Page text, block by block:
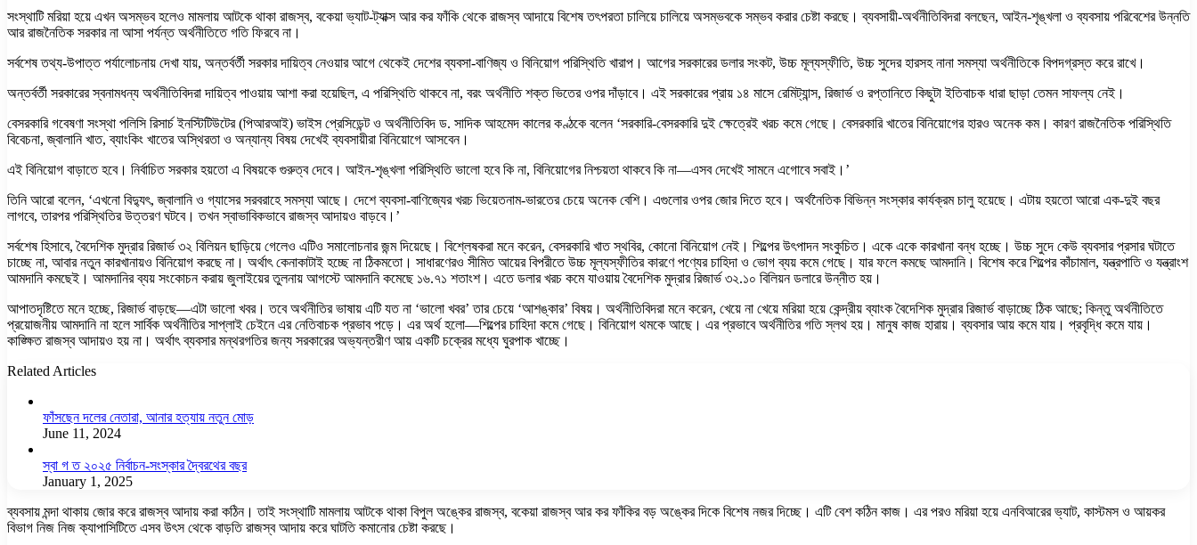
সংস্থাটি মরিয়া হয়ে এখন অসম্ভব হলেও মামলায় আটকে থাকা রাজস্ব, বকেয়া ভ্যাট-ট্যাক্স আর কর ফাঁকি থেকে রাজস্ব আদায়ে বিশেষ তৎপরতা চালিয়ে চালিয়ে অসম্ভবকে সম্ভব করার চেষ্টা করছে। ব্যবসায়ী-অর্থনীতিবিদরা বলছেন, আইন-শৃঙ্খলা ও ব্যবসায় পরিবেশের উন্নতি
আর রাজনৈতিক সরকার না আসা পর্যন্ত অর্থনীতিতে গতি ফিরবে না।
সর্বশেষ তথ্য-উপাত্ত পর্যালোচনায় দেখা যায়, অন্তর্বর্তী সরকার দায়িত্ব নেওয়ার আগে থেকেই দেশের ব্যবসা-বাণিজ্য ও বিনিয়োগ পরিস্থিতি খারাপ। আগের সরকারের ডলার সংকট, উচ্চ মূল্যস্ফীতি, উচ্চ সুদের হারসহ নানা সমস্যা অর্থনীতিকে বিপদগ্রস্ত করে রাখে।
অন্তর্বর্তী সরকারের স্বনামধন্য অর্থনীতিবিদরা দায়িত্ব পাওয়ায় আশা করা হয়েছিল, এ পরিস্থিতি থাকবে না, বরং অর্থনীতি শক্ত ভিতের ওপর দাঁড়াবে। এই সরকারের প্রায় ১৪ মাসে রেমিট্যান্স, রিজার্ভ ও রপ্তানিতে কিছুটা ইতিবাচক ধারা ছাড়া তেমন সাফল্য নেই।
বেসরকারি গবেষণা সংস্থা পলিসি রিসার্চ ইনস্টিটিউটের (পিআরআই) ভাইস প্রেসিডেন্ট ও অর্থনীতিবিদ ড. সাদিক আহমেদ কালের কণ্ঠকে বলেন ‘সরকারি-বেসরকারি দুই ক্ষেত্রেই খরচ কমে গেছে। বেসরকারি খাতের বিনিয়োগের হারও অনেক কম। কারণ রাজনৈতিক পরিস্থিতি
বিবেচনা, জ্বালানি খাত, ব্যাংকিং খাতের অস্থিরতা ও অন্যান্য বিষয় দেখেই ব্যবসায়ীরা বিনিয়োগে আসবেন।
এই বিনিয়োগ বাড়াতে হবে। নির্বাচিত সরকার হয়তো এ বিষয়কে গুরুত্ব দেবে। আইন-শৃঙ্খলা পরিস্থিতি ভালো হবে কি না, বিনিয়োগের নিশ্চয়তা থাকবে কি না—এসব দেখেই সামনে এগোবে সবাই।’
তিনি আরো বলেন, ‘এখনো বিদ্যুৎ, জ্বালানি ও গ্যাসের সরবরাহে সমস্যা আছে। দেশে ব্যবসা-বাণিজ্যের খরচ ভিয়েতনাম-ভারতের চেয়ে অনেক বেশি। এগুলোর ওপর জোর দিতে হবে। অর্থনৈতিক বিভিন্ন সংস্কার কার্যক্রম চালু হয়েছে। এটায় হয়তো আরো এক-দুই বছর
লাগবে, তারপর পরিস্থিতির উত্তরণ ঘটবে। তখন স্বাভাবিকভাবে রাজস্ব আদায়ও বাড়বে।’
সর্বশেষ হিসাবে, বৈদেশিক মুদ্রার রিজার্ভ ৩২ বিলিয়ন ছাড়িয়ে গেলেও এটিও সমালোচনার জন্ম দিয়েছে। বিশ্লেষকরা মনে করেন, বেসরকারি খাত স্থবির, কোনো বিনিয়োগ নেই। শিল্পের উৎপাদন সংকুচিত। একে একে কারখানা বন্ধ হচ্ছে। উচ্চ সুদে কেউ ব্যবসার প্রসার ঘটাতে
চাচ্ছে না, আবার নতুন কারখানায়ও বিনিয়োগ করছে না। অর্থাৎ কেনাকাটাই হচ্ছে না ঠিকমতো। সাধারণেরও সীমিত আয়ের বিপরীতে উচ্চ মূল্যস্ফীতির কারণে পণ্যের চাহিদা ও ভোগ ব্যয় কমে গেছে। যার ফলে কমছে আমদানি। বিশেষ করে শিল্পের কাঁচামাল, যন্ত্রপাতি ও যন্ত্রাংশ
আমদানি কমছেই। আমদানির ব্যয় সংকোচন করায় জুলাইয়ের তুলনায় আগস্টে আমদানি কমেছে ১৬.৭১ শতাংশ। এতে ডলার খরচ কমে যাওয়ায় বৈদেশিক মুদ্রার রিজার্ভ ৩২.১০ বিলিয়ন ডলারে উন্নীত হয়।
আপাতদৃষ্টিতে মনে হচ্ছে, রিজার্ভ বাড়ছে—এটা ভালো খবর। তবে অর্থনীতির ভাষায় এটি যত না ‘ভালো খবর’ তার চেয়ে ‘আশঙ্কার’ বিষয়। অর্থনীতিবিদরা মনে করেন, খেয়ে না খেয়ে মরিয়া হয়ে কেন্দ্রীয় ব্যাংক বৈদেশিক মুদ্রার রিজার্ভ বাড়াচ্ছে ঠিক আছে; কিন্তু অর্থনীতিতে
প্রয়োজনীয় আমদানি না হলে সার্বিক অর্থনীতির সাপ্লাই চেইনে এর নেতিবাচক প্রভাব পড়ে। এর অর্থ হলো—শিল্পের চাহিদা কমে গেছে। বিনিয়োগ থমকে আছে। এর প্রভাবে অর্থনীতির গতি স্লথ হয়। মানুষ কাজ হারায়। ব্যবসার আয় কমে যায়। প্রবৃদ্ধি কমে যায়।
কাঙ্ক্ষিত রাজস্ব আদায়ও হয় না। অর্থাৎ ব্যবসার মন্থরগতির জন্য সরকারের অভ্যন্তরীণ আয় একটি চক্রের মধ্যে ঘুরপাক খাচ্ছে।
Related Articles
ফাঁসছেন দলের নেতারা, আনার হত্যায় নতুন মোড়
June 11, 2024
স্বা গ ত ২০২৫ নির্বাচন-সংস্কার দ্বৈরথের বছর
January 1, 2025
ব্যবসায় মন্দা থাকায় জোর করে রাজস্ব আদায় করা কঠিন। তাই সংস্থাটি মামলায় আটকে থাকা বিপুল অঙ্কের রাজস্ব, বকেয়া রাজস্ব আর কর ফাঁকির বড় অঙ্কের দিকে বিশেষ নজর দিচ্ছে। এটি বেশ কঠিন কাজ। এর পরও মরিয়া হয়ে এনবিআরের ভ্যাট, কাস্টমস ও আয়কর
বিভাগ নিজ নিজ ক্যাপাসিটিতে এসব উৎস থেকে বাড়তি রাজস্ব আদায় করে ঘাটতি কমানোর চেষ্টা করছে।